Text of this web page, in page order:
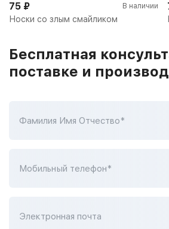
Носки со злым смайликом
75 ₽ В наличии
Бесплатная
поставке и
Фамилия Имя Отчество*
Мобильный телефон*
Электронная почта